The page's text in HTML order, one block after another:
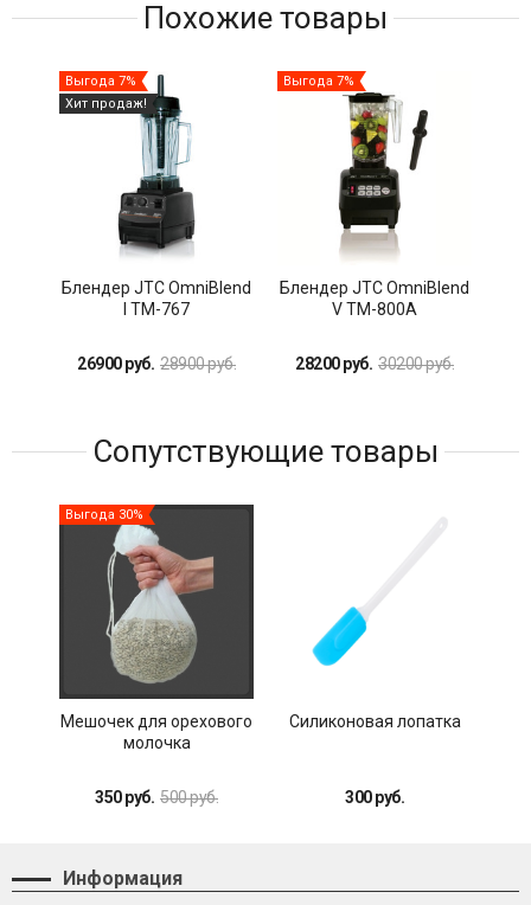
Похожие товары
Выгода 7%
Хит продаж!
Блендер JTC OmniBlend
I TM-767
26900 руб. 28900 руб.
Выгода 7%
Блендер JTC OmniBlend
V TM-800A
28200 руб. 30200 руб.
Сопутствующие товары
Выгода 30%
Мешочек для орехового
молочка
350 руб. 500 руб.
Силиконовая лопатка
300 руб.
Информация